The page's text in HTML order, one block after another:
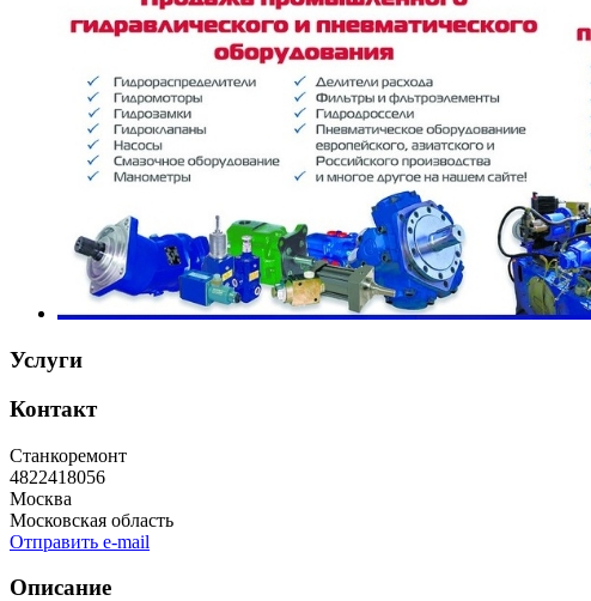
Услуги
Контакт
Станкоремонт
4822418056
Москва
Московская область
Отправить e-mail
Описание